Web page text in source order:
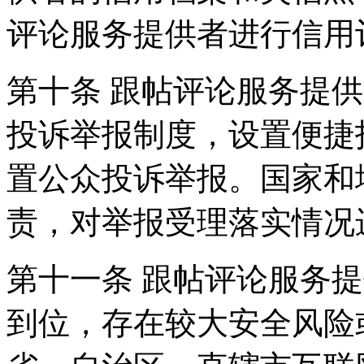
评论服务提供者进行信用
第十条 跟帖评论服务提
投诉举报制度，设置便
置公众投诉举报。国家
责，对举报受理落实情
第十一条 跟帖评论服务
到位，存在较大安全风